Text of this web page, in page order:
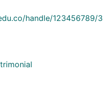
handle/123456789/3